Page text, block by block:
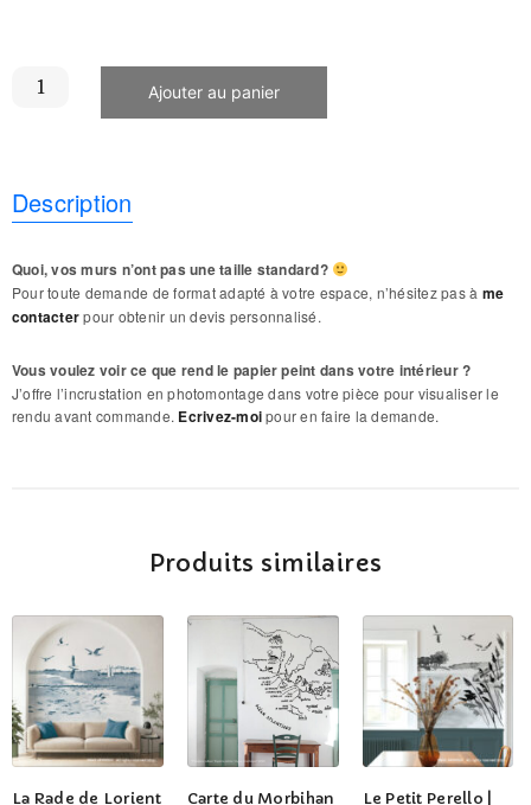
Ajouter au panier
Description
Quoi, vos murs n’ont pas une taille standard?
Pour toute demande de format adapté à votre espace, n’hésitez pas à me
contacterpour obtenir un devis personnalisé.
Vous voulez voir ce que rend le papier peint dans votre intérieur ?
J’offre l’incrustation en photomontage dans votre pièce pour visualiser le
rendu avant commande. Ecrivez-moipour en faire la demande.
Produits similaires
La Rade de Lorient
Carte du Morbihan
Le Petit Perello |